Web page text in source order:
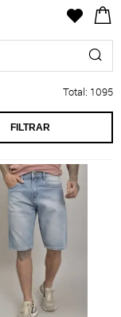
Total: 1095
FILTRAR